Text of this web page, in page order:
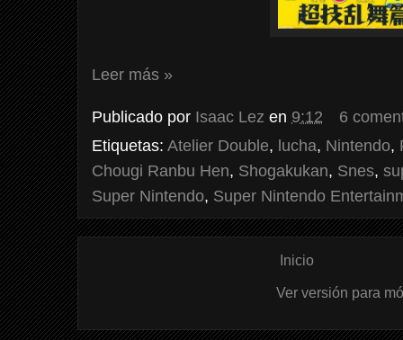
Leer más »
Publicado por Isaac Lez en 9:12
6
Etiquetas: Atelier Double, lucha, Nintendo,
Chougi Ranbu Hen, Shogakukan, Snes,
Super Nintendo, Super Nintendo
Inicio
Ver versión para